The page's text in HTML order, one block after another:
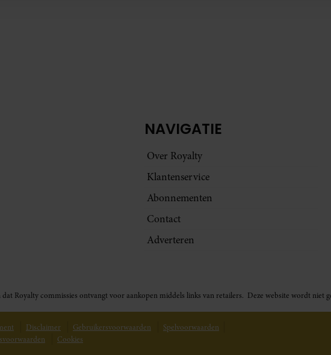
NAVIGATIE
Over Royalty
Klantenservice
Abonnementen
Contact
Adverteren
Royalty commissies ontvangt voor aankopen middels links van retailers. Deze website wordt niet
Disclaimer Gebruikersvoorwaarden
Spelvoorwaarden
Cookies